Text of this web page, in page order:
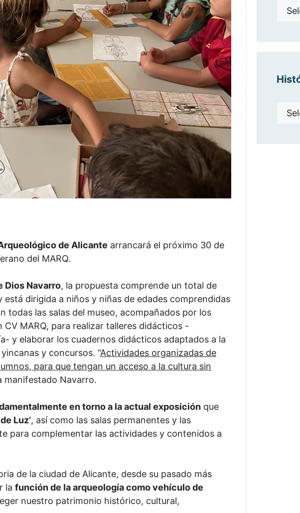
de Alicante arrancará el próximo 30 de
del MARQ.
Dios Navarro, la propuesta comprende un total de
está dirigida a niños y niñas de edades comprendidas
todas las salas del museo, acompañados por los
CV MARQ, para realizar talleres didácticos -
y elaborar los cuadernos didácticos adaptados a la
y concursos. “Actividades organizadas de
para que tengan un acceso a la cultura sin
manifestado Navarro.
en torno a la actual exposición que
Luz’, así como las salas permanentes y las
para complementar las actividades y contenidos a
de la ciudad de Alicante, desde su pasado más
la función de la arqueología como vehículo de
nuestro patrimonio histórico, cultural,